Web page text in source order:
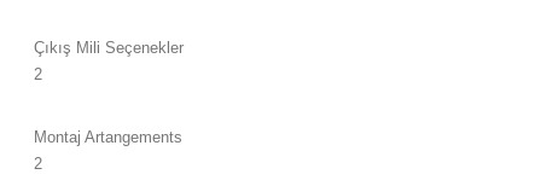
Çıkış Mili Seçenekler
2
Montaj Artangements
2